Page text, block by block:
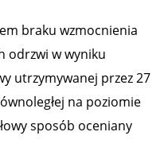
braku wzmocnienia
odrzwi w wyniku
utrzymywanej przez 27
na poziomie
sposób oceniany